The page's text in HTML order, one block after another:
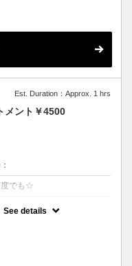
Est. Duration：Approx. 1 hrs
メント￥4500
度でも☆
See details